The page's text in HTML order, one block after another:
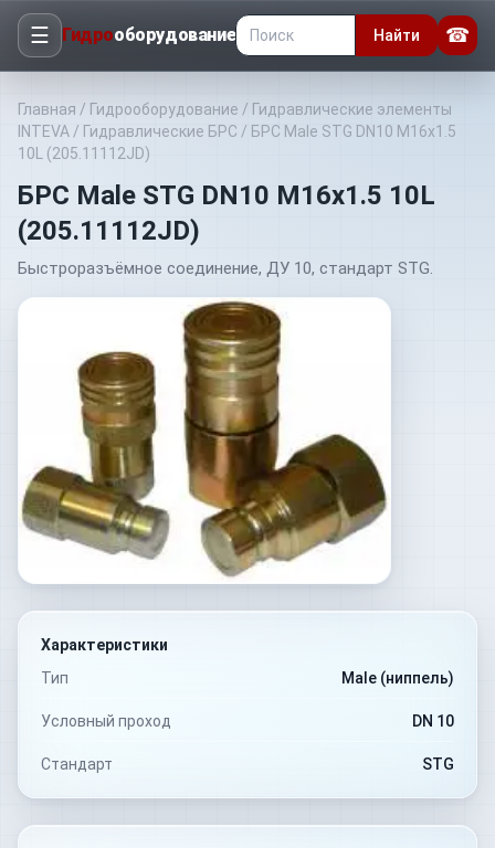
☰ Гидрооборудование Найти ☎
Главная / Гидрооборудование / Гидравлические элементы
INTEVA / Гидравлические БРС / БРС Male STG DN10 M16x1.5
10L (205.11112JD)
БРС Male STG DN10 M16x1.5 10L
(205.11112JD)
Быстроразъёмное соединение, ДУ 10, стандарт STG.
Характеристики
Тип
Male (ниппель)
Условный проход DN 10
Стандарт STG